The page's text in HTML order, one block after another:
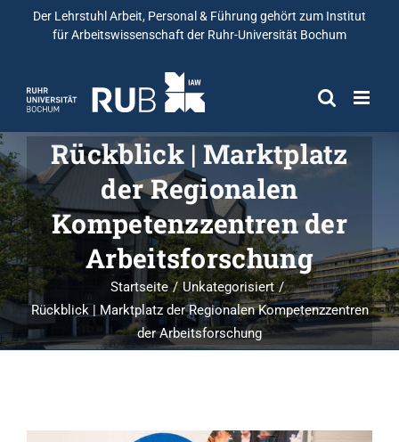
Der Lehrstuhl Arbeit, Personal & Führung gehört zum Institut
für Arbeitswissenschaft der Ruhr-Universität Bochum
Rückblick | Marktplatz
der Regionalen
Kompetenzzentren der
Arbeitsforschung
Startseite
Unkategorisiert
Rückblick | Marktplatz der Regionalen Kompetenzzentren
der Arbeitsforschung